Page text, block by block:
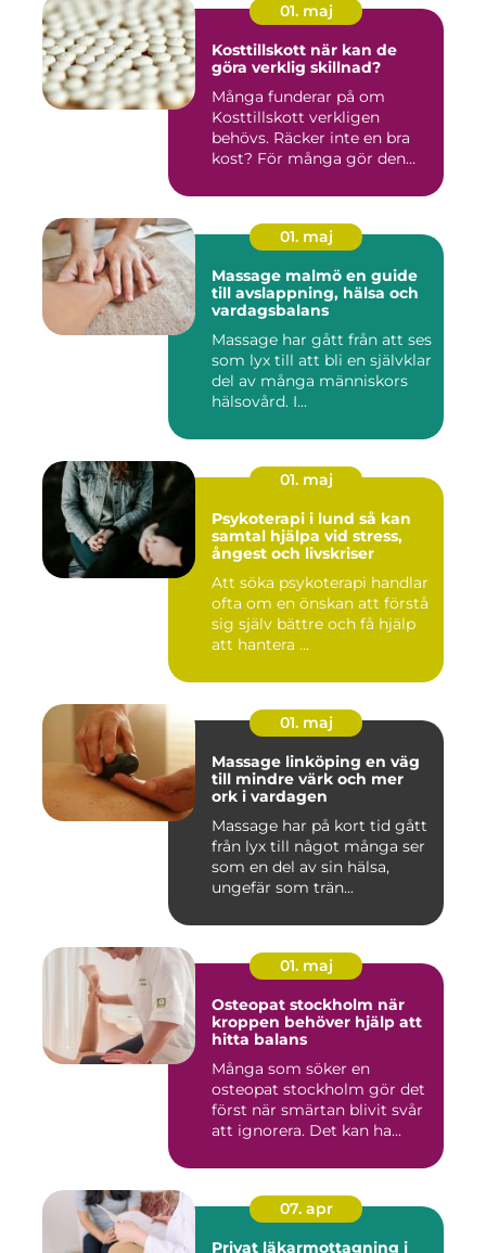
01. maj
Kosttillskott när kan de
göra verklig skillnad?
Många funderar på om
Kosttillskott verkligen
behövs. Räcker inte en bra
kost? För många gör den
01. maj
Massage malmö en guide
till avslappning, hälsa och
vardagsbalans
Massage har gått från att ses
som lyx till att bli en självklar
del av många människors
hälsovård. I...
01. maj
Psykoterapi i lund så kan
samtal hjälpa vid stress,
ångest och livskriser
Att söka psykoterapi handlar
ofta om en önskan att förstå
sig själv bättre och få hjälp
att hantera ...
01. maj
Massage linköping en väg
till mindre värk och mer
ork i vardagen
Massage har på kort tid gått
från lyx till något många ser
som en del av sin hälsa,
ungefär som trän...
01. maj
Osteopat stockholm när
kroppen behöver hjälp att
hitta balans
Många som söker en
osteopat stockholm gör det
först när smärtan blivit svår
att ignorera. Det kan ha...
07. apr
Privat läkarmottagning i